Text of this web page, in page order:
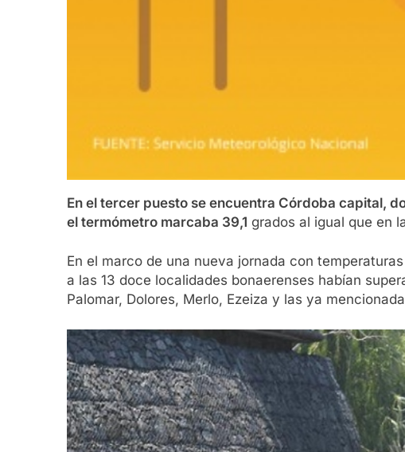
En el tercer puesto se encuentra Córdoba capital,
el termómetro marcaba 39,1 grados al igual que en
En el marco de una nueva jornada con
a las 13 doce localidades bonaerenses habían
Palomar, Dolores, Merlo, Ezeiza y las ya